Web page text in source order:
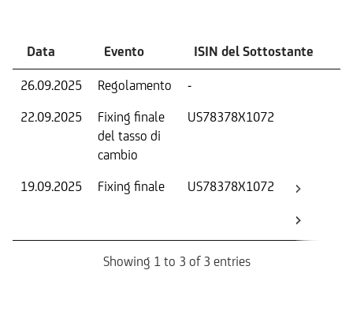
Data Evento ISIN del Sottostante
26.09.2025 Regolamento -
22.09.2025
Fixing finale
del tasso di
cambio
US78378X1072
19.09.2025 Fixing finale US78378X1072
Showing 1 to 3 of 3 entries